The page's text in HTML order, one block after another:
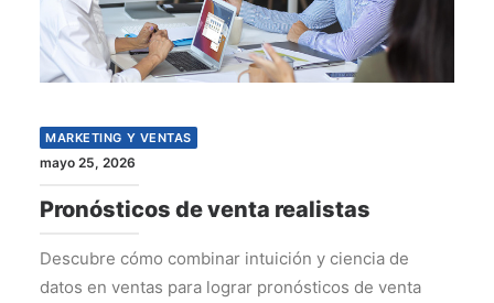
MARKETING Y VENTAS
mayo 25, 2026
Pronósticos de venta realistas
Descubre cómo combinar intuición y ciencia de
datos en ventas para lograr pronósticos de venta